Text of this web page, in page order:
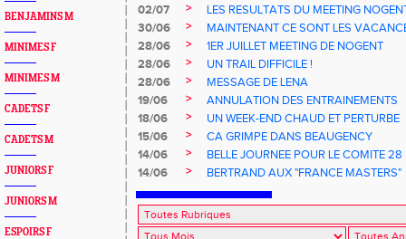
BENJAMINS M
MINIMES F
MINIMES M
CADETS F
CADETS M
JUNIORS F
JUNIORS M
ESPOIRS F
02/07
>
LES RESULTATS DU MEETING
30/06
>
MAINTENANT CE SONT LES
28/06
>
1ER JUILLET MEETING DE NOGENT
28/06
>
UN TRAIL DIFFICILE !
28/06
>
MESSAGE DE LENA
19/06
>
ANNULATION DES ENTRAINEMENTS
18/06
>
UN WEEK-END CHAUD ET PERTURBE
15/06
>
CA GRIMPE DANS BEAUGENCY
14/06
>
BELLE JOURNEE POUR LE COMITE 28
14/06
> BERTRAND AUX "FRANCE MASTERS"